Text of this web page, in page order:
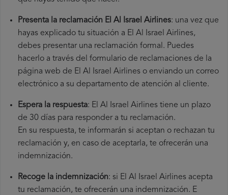
Presenta la reclamación El Al Israel Airlines: una vez que
hayas explicado tu situación a El Al Israel Airlines,
debes presentar una reclamación formal. Puedes
hacerlo a través del formulario de reclamaciones de la
página web de El Al Israel Airlines o enviando un correo
electrónico a su departamento de atención al cliente.
Espera la respuesta: El Al Israel Airlines tiene un plazo
de 30 días para responder a tu reclamación.
En su respuesta, te informarán si aceptan o rechazan tu
reclamación y, en caso de aceptarla, te ofrecerán una
indemnización.
Recoge la indemnización: si El Al Israel Airlines acepta
tu reclamación, te ofrecerán una indemnización. E